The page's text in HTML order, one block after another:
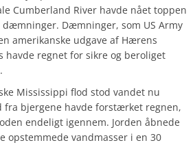
Cumberland River havde nået toppen
Dæmninger, som US Army
amerikanske udgave af Hærens
havde regnet for sikre og beroliget
Mississippi flod stod vandet nu
fra bjergene havde forstærket regnen,
endeligt igennem. Jorden åbnede
opstemmede vandmasser i en 30